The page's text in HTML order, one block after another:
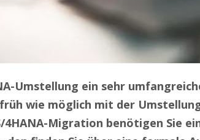
Umstellung ein sehr
wie möglich mit der
4HANA-Migration benötigen Sie